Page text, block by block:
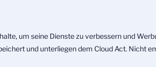
um seine Dienste zu verbessern und
und unterliegen dem Cloud Act. Nicht